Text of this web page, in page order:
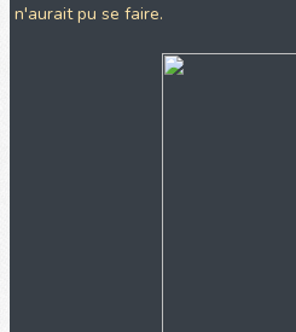
n'aurait pu se faire.